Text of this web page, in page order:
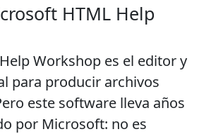
HTML Help
Workshop es el editor y
para producir archivos
este software lleva años
por Microsoft: no es